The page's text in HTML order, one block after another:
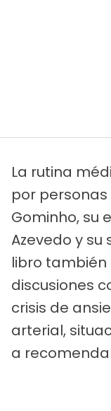
La rutina
por
Gominho, su
Azevedo y su
libro
discusiones
crisis de
arterial,
a